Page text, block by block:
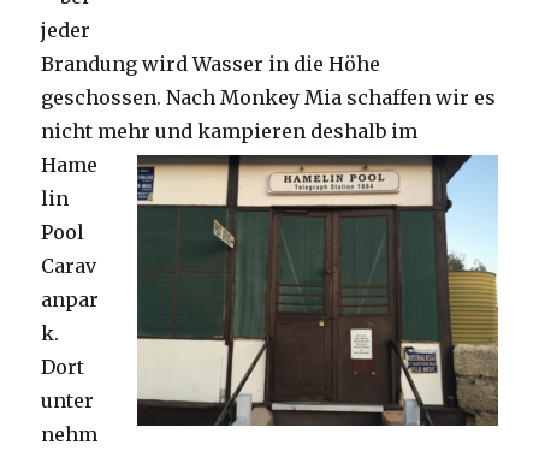
jeder
Brandung wird Wasser in die Höhe
geschossen. Nach Monkey Mia schaffen wir es
nicht mehr und kampieren deshalb im
Hame
lin
Pool
Carav
anpar
k.
Dort
unter
nehm